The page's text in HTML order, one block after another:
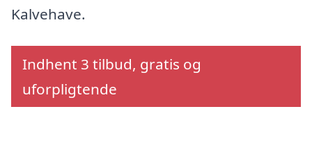
Kalvehave.
Indhent 3 tilbud, gratis og
uforpligtende